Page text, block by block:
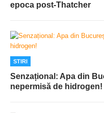
epoca post-Thatcher
STIRI
Senzațional: Apa din
nepermisă de hidrogen!